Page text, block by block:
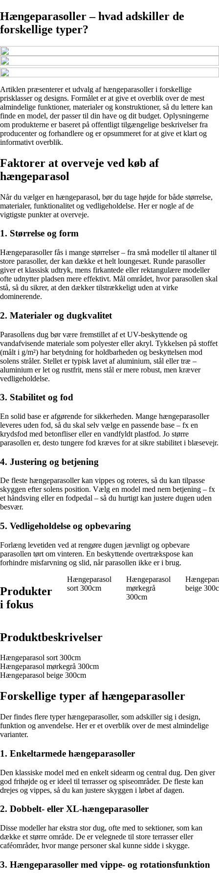
Hængeparasoller – hvad adskiller de
forskellige typer?
Artiklen præsenterer et udvalg af hængeparasoller i forskellige
prisklasser og designs. Formålet er at give et overblik over de mest
almindelige funktioner, materialer og konstruktioner, så du lettere kan
finde en model, der passer til din have og dit budget. Oplysningerne
om produkterne er baseret på offentligt tilgængelige beskrivelser fra
producenter og forhandlere og er opsummeret for at give et klart og
informativt overblik.
Faktorer at overveje ved køb af
hængeparasol
Når du vælger en hængeparasol, bør du tage højde for både størrelse,
materialer, funktionalitet og vedligeholdelse. Her er nogle af de
vigtigste punkter at overveje.
1. Størrelse og form
Hængeparasoller fås i mange størrelser – fra små modeller til altaner til
store parasoller, der kan dække et helt loungesæt. Runde parasoller
giver et klassisk udtryk, mens firkantede eller rektangulære modeller
ofte udnytter pladsen mere effektivt. Mål området, hvor parasollen skal
stå, så du sikrer, at den dækker tilstrækkeligt uden at virke
dominerende.
2. Materialer og dugkvalitet
Parasollens dug bør være fremstillet af et UV-beskyttende og
vandafvisende materiale som polyester eller akryl. Tykkelsen på stoffet
(målt i g/m²) har betydning for holdbarheden og beskyttelsen mod
solens stråler. Stellet er typisk lavet af aluminium, stål eller træ –
aluminium er let og rustfrit, mens stål er mere robust, men kræver
vedligeholdelse.
3. Stabilitet og fod
En solid base er afgørende for sikkerheden. Mange hængeparasoller
leveres uden fod, så du skal selv vælge en passende base – fx en
krydsfod med betonfliser eller en vandfyldt plastfod. Jo større
parasollen er, desto tungere fod kræves for at sikre stabilitet i blæsevejr.
4. Justering og betjening
De fleste hængeparasoller kan vippes og roteres, så du kan tilpasse
skyggen efter solens position. Vælg en model med nem betjening – fx
et håndsving eller en fodpedal – så du hurtigt kan justere dugen uden
besvær.
5. Vedligeholdelse og opbevaring
Forlæng levetiden ved at rengøre dugen jævnligt og opbevare
parasollen tørt om vinteren. En beskyttende overtrækspose kan
forhindre misfarvning og slid, når parasollen ikke er i brug.
Produkter
i fokus
Hængeparasol
sort 300cm
Hængeparasol
mørkegrå
300cm
beige
Produktbeskrivelser
Hængeparasol sort 300cm
Hængeparasol mørkegrå 300cm
Hængeparasol beige 300cm
Forskellige typer af hængeparasoller
Der findes flere typer hængeparasoller, som adskiller sig i design,
funktion og anvendelse. Her er et overblik over de mest almindelige
varianter.
1. Enkeltarmede hængeparasoller
Den klassiske model med en enkelt sidearm og central dug. Den giver
god frihøjde og er ideel til terrasser og spiseområder. De fleste kan
drejes og vippes, så du kan justere skyggen i løbet af dagen.
2. Dobbelt- eller XL-hængeparasoller
Disse modeller har ekstra stor dug, ofte med to sektioner, som kan
dække et større område. De er velegnede til store terrasser eller
caféområder, hvor mange personer skal kunne sidde i skygge.
3. Hængeparasoller med vippe- og rotationsfunktion